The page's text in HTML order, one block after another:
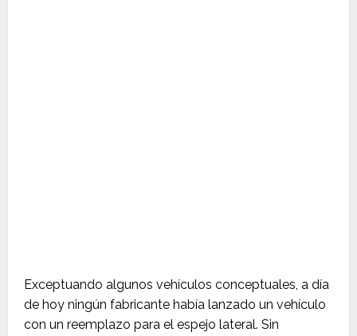
Exceptuando algunos vehículos conceptuales, a día
de hoy ningún fabricante había lanzado un vehículo
con un reemplazo para el espejo lateral. Sin